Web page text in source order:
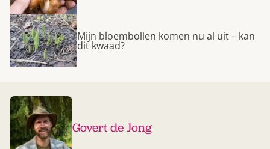
Mijn bloembollen komen nu al uit – kan
dit kwaad?
Govert de Jong